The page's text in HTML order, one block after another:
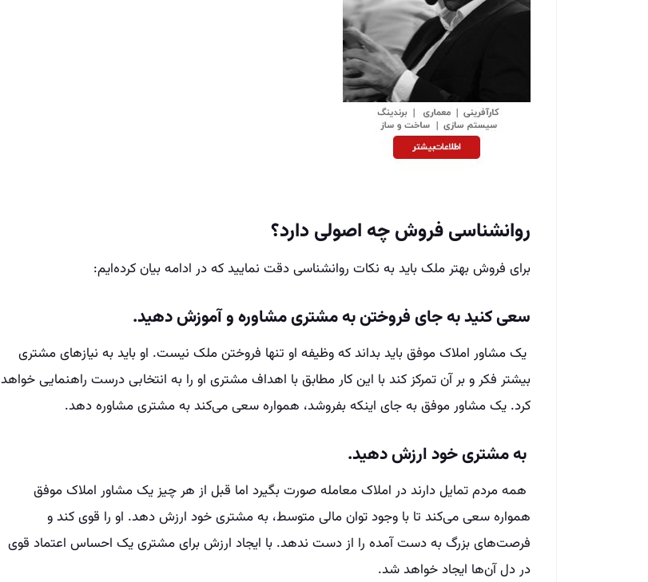
روانشناسی فروش چه اصولی دارد؟
برای فروش بهتر ملک باید به نکات روانشناسی دقت نمایید که در ادامه بیان کرده‌ایم:
سعی کنید به جای فروختن به مشتری مشاوره و آموزش دهید.
یک مشاور املاک موفق باید بداند که وظیفه او تنها فروختن ملک نیست. او باید به نیازهای مشتری
بیشتر فکر و بر آن‌ تمرکز کند با این کار مطابق با اهداف مشتری او را به انتخابی درست راهنمایی خواهد
کرد. یک مشاور موفق به جای اینکه بفروشد، همواره سعی می‌کند به مشتری مشاوره دهد.
به مشتری خود ارزش دهید.
همه مردم تمایل دارند در املاک معامله صورت بگیرد اما قبل از هر چیز یک مشاور املاک موفق
همواره سعی می‌کند تا با وجود توان مالی متوسط، به مشتری خود ارزش دهد. او را قوی کند و
فرصت‌های بزرگ به دست آمده را از دست ندهد. با ایجاد ارزش برای مشتری یک احساس اعتماد قوی
در دل آن‌ها ایجاد خواهد شد.